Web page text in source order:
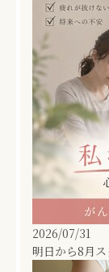
2026/07/31